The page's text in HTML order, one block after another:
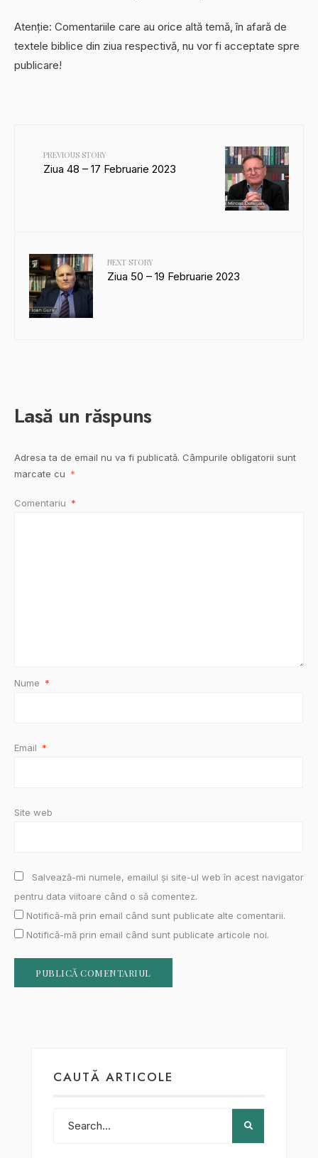
Atenție: Comentariile care au orice altă temă, în afară de
textele biblice din ziua respectivă, nu vor fi acceptate spre
publicare!
PREVIOUS STORY
Ziua 48 – 17 Februarie 2023
NEXT STORY
Ziua 50 – 19 Februarie 2023
Lasă un răspuns
Adresa ta de email nu va fi publicată. Câmpurile obligatorii sunt
marcate cu *
Comentariu *
Nume *
Email *
Site web
Salvează-mi numele, emailul și site-ul web în acest navigator
pentru data viitoare când o să comentez.
Notifică-mă prin email când sunt publicate alte comentarii.
Notifică-mă prin email când sunt publicate articole noi.
CAUTĂ ARTICOLE